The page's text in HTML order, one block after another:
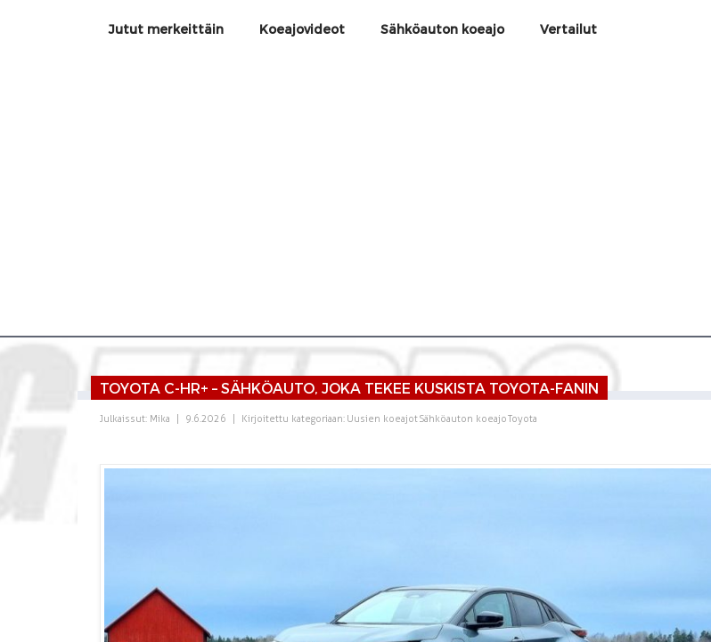
Jutut merkeittäin Koeajovideot Sähköauton koeajo Vertailut
TOYOTA C-HR+ – SÄHKÖAUTO, JOKA TEKEE KUSKISTA TOYOTA-FANIN
Julkaissut: Mika 9.6.2026 Kirjoitettu kategoriaan: Uusien koeajotSähköauton koeajoToyota